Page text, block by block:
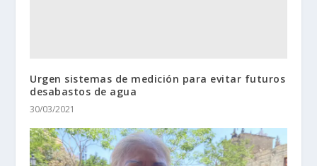
Urgen sistemas de medición para evitar futuros
desabastos de agua
30/03/2021